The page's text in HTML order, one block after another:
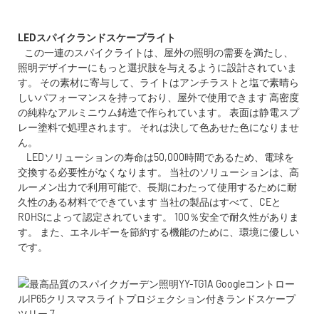
この一連のスパイクライトは、屋外の照明の需要を満たし、
照明デザイナーにもっと選択肢を与えるように設計されていま
す。 その素材に寄与して、ライトはアンチラストと塩で素晴ら
しいパフォーマンスを持っており、屋外で使用できます 高密度
の純粋なアルミニウム鋳造で作られています。 表面は静電スプ
レー塗料で処理されます。 それは決して色あせた色になりませ
ん。
LEDソリューションの寿命は50,000時間であるため、電球を
交換する必要性がなくなります。 当社のソリューションは、高
ルーメン出力で利用可能で、長期にわたって使用するために耐
久性のある材料でできています 当社の製品はすべて、CEと
ROHSによって認定されています。 100％安全で耐久性がありま
す。 また、エネルギーを節約する機能のために、環境に優しい
です。